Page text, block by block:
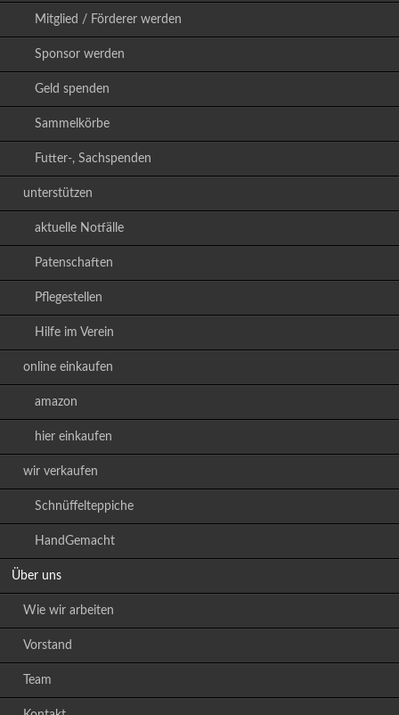
Mitglied / Förderer werden
Sponsor werden
Geld spenden
Sammelkörbe
Futter-, Sachspenden
unterstützen
aktuelle Notfälle
Patenschaften
Pflegestellen
Hilfe im Verein
online einkaufen
amazon
hier einkaufen
wir verkaufen
Schnüffelteppiche
HandGemacht
Über uns
Wie wir arbeiten
Vorstand
Team